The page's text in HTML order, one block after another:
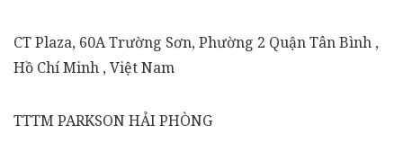
CT Plaza, 60A Trường Sơn, Phường 2 Quận Tân Bình ,
Hồ Chí Minh , Việt Nam
TTTM PARKSON HẢI PHÒNG